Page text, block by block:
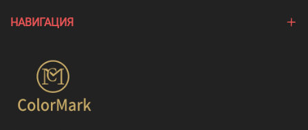
НАВИГАЦИЯ